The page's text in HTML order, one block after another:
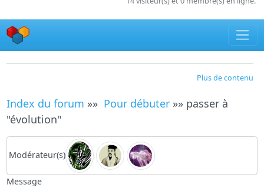
Plus de contenu
Index du forum »» Pour débuter»» passer à
"évolution"
Modérateur(s)
Message